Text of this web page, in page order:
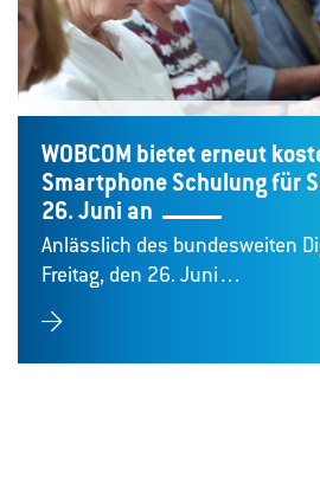
WOBCOM bietet erneut
Smartphone Schulung für
26. Juni an
Anlässlich des bundesweiten
Freitag, den 26. Juni…